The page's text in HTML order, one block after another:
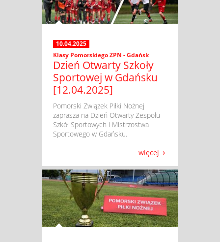
10.04.2025
Klasy Pomorskiego ZPN - Gdańsk
Dzień Otwarty Szkoły
Sportowej w Gdańsku
[12.04.2025]
​ Pomorski Związek Piłki Nożnej
zaprasza na Dzień Otwarty Zespołu
Szkół Sportowych i Mistrzostwa
Sportowego w Gdańsku.
więcej